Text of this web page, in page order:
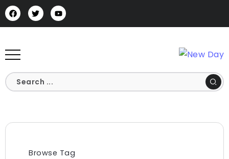
Browse Tag